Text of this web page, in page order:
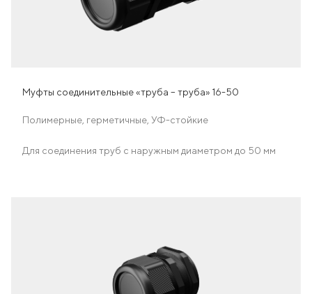
Муфты соединительные «труба – труба» 16-50
Полимерные, герметичные, УФ-стойкие
Для соединения труб с наружным диаметром до 50 мм